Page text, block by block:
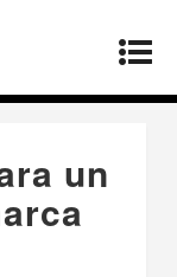
¿Qué comprar
un